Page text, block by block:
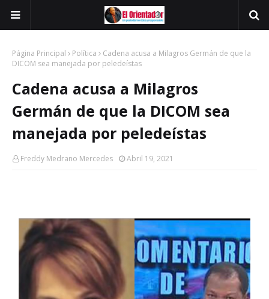
Página Principal Política
Cadena acusa a Milagros Germán de que la
DICOM sea manejada por peledeístas
Cadena acusa a Milagros
Germán de que la DICOM sea
manejada por peledeístas
Freddy Medrano Mercedes Abril 19, 2021